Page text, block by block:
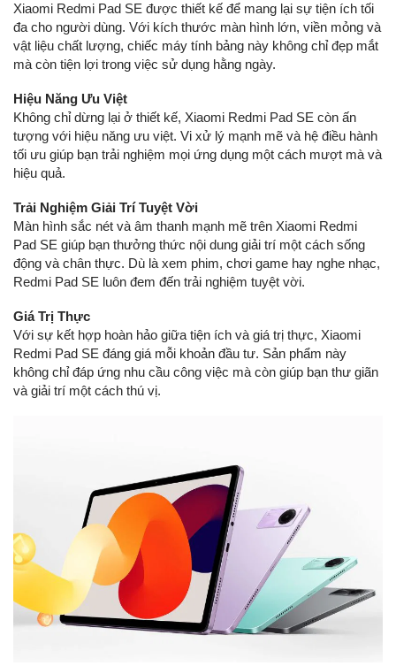
Xiaomi Redmi Pad SE được thiết kế để mang lại sự tiện ích tối
đa cho người dùng. Với kích thước màn hình lớn, viền mỏng và
vật liệu chất lượng, chiếc máy tính bảng này không chỉ đẹp mắt
mà còn tiện lợi trong việc sử dụng hằng ngày.
Hiệu Năng Ưu Việt
Không chỉ dừng lại ở thiết kế, Xiaomi Redmi Pad SE còn ấn
tượng với hiệu năng ưu việt. Vi xử lý mạnh mẽ và hệ điều hành
tối ưu giúp bạn trải nghiệm mọi ứng dụng một cách mượt mà và
hiệu quả.
Trải Nghiệm Giải Trí Tuyệt Vời
Màn hình sắc nét và âm thanh mạnh mẽ trên Xiaomi Redmi
Pad SE giúp bạn thưởng thức nội dung giải trí một cách sống
động và chân thực. Dù là xem phim, chơi game hay nghe nhạc,
Redmi Pad SE luôn đem đến trải nghiệm tuyệt vời.
Giá Trị Thực
Với sự kết hợp hoàn hảo giữa tiện ích và giá trị thực, Xiaomi
Redmi Pad SE đáng giá mỗi khoản đầu tư. Sản phẩm này
không chỉ đáp ứng nhu cầu công việc mà còn giúp bạn thư giãn
và giải trí một cách thú vị.